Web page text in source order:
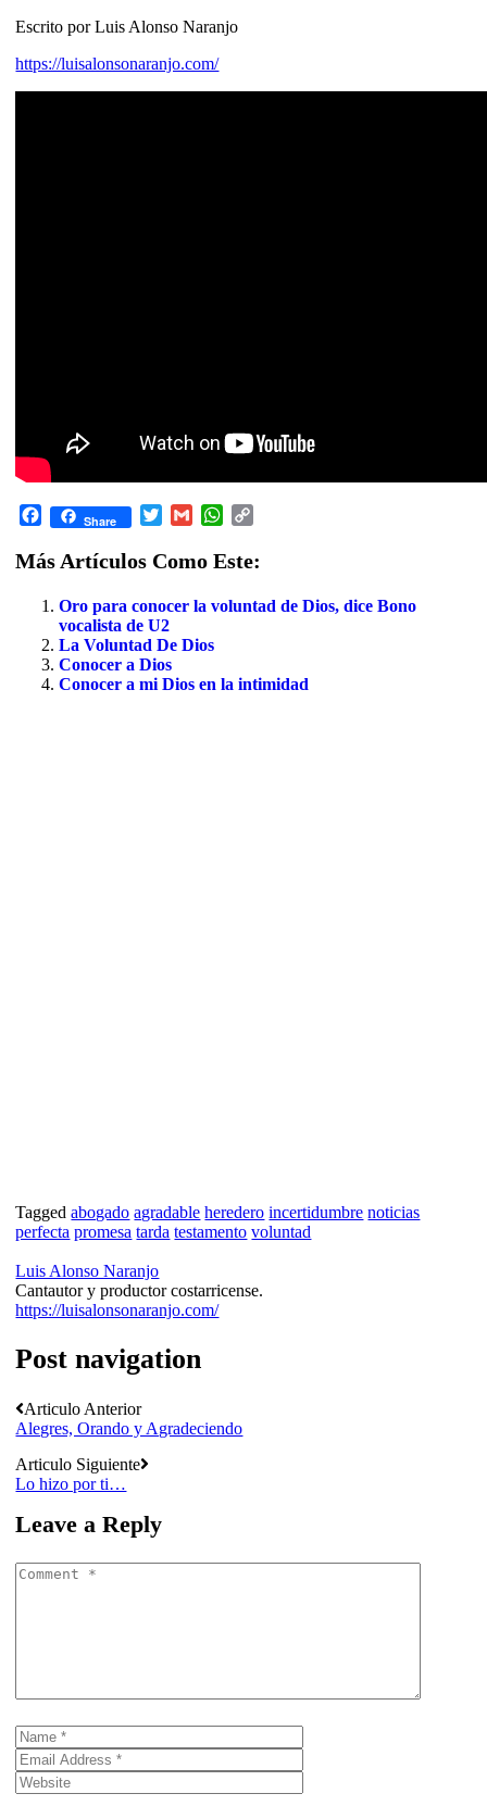
Escrito por Luis Alonso Naranjo
https://luisalonsonaranjo.com/
FacebookShare TwitterGmailWhatsApp
Más Artículos Como Este:
Oro para conocer la voluntad de Dios, dice Bono
vocalista de U2
La Voluntad De Dios
Conocer a Dios
Conocer a mi Dios en la intimidad
Taggedabogado agradable heredero incertidumbre noticias
perfecta promesa tarda testamento voluntad
Luis Alonso Naranjo
Cantautor y productor costarricense.
https://luisalonsonaranjo.com/
Post navigation
Articulo Anterior
Alegres, Orando y Agradeciendo
Articulo Siguiente
Lo hizo por ti…
Leave a Reply